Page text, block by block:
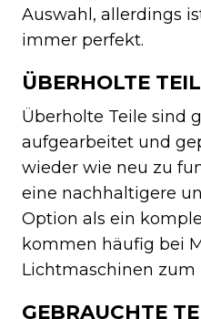
Auswahl, allerdings
immer perfekt.
ÜBERHOLTE
Überholte Teile sind
aufgearbeitet und
wieder wie neu zu
eine nachhaltigere
Option als ein
kommen häufig bei
Lichtmaschinen zum
GEBRAUCHTE